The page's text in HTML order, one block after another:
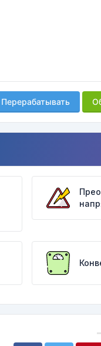
Перерабатывать